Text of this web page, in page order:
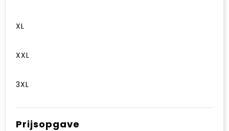
XL
XXL
3XL
Prijsopgave